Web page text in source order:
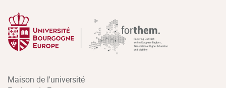
Maison de l'université